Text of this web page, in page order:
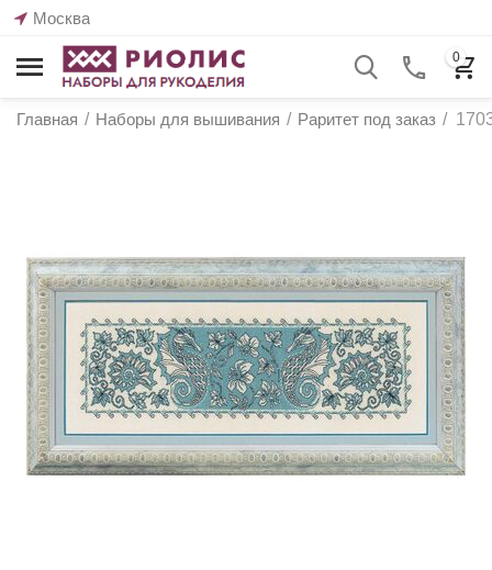
Москва
0
Главная / Наборы для вышивания / Раритет под заказ /